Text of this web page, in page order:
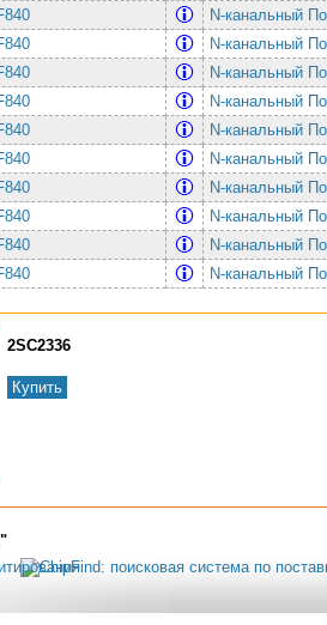
N-канальный
N-канальный
N-канальный
N-канальный
N-канальный
N-канальный
N-канальный
N-канальный
N-канальный
N-канальный
2SC2336
Купить